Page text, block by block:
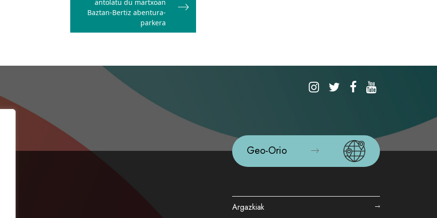
antolatu du martxoan
Baztan-Bertiz abentura-
parkera
Geo-Orio
Argazkiak